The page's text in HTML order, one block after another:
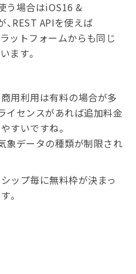
う場合はiOS16 &
REST APIを使えば
ットフォームからも同じ
ます。
用利用は有料の場合が多
イセンスがあれば追加料金
すいですね。
象データの種類が制限され
ップ毎に無料枠が決まっ
。